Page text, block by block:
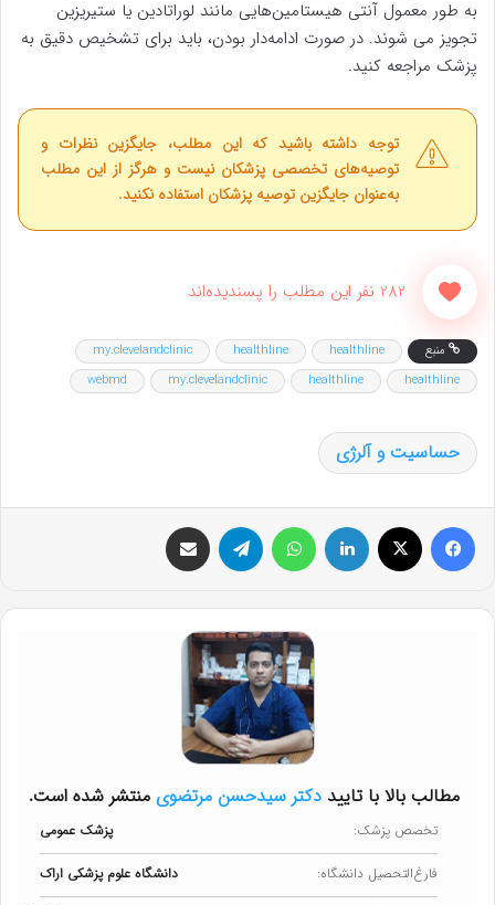
به طور معمول آنتی هیستامین‌هایی مانند لوراتادین یا ستیریزین
تجویز می شوند. در صورت ادامه‌دار بودن، باید برای تشخیص دقیق به
پزشک مراجعه کنید.
توجه داشته باشید که این مطلب، جایگزین نظرات و
توصیه‌های تخصصی پزشکان نیست و هرگز از این مطلب
به‌عنوان جایگزین توصیه پزشکان استفاده نکنید.
282 نفر این مطلب را پسندیده‌اند
منبع healthline
healthline
my.clevelandclinic
healthline
healthline
my.clevelandclinic
webmd
حساسیت و آلرژی
مطالب بالا با تایید دکتر سیدحسن مرتضوی منتشر شده است.
تخصص پزشک: پزشک عمومی
فارغ‌التحصیل دانشگاه: دانشگاه علوم پزشکی اراک